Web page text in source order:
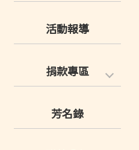
活動報導
捐款專區
芳名錄